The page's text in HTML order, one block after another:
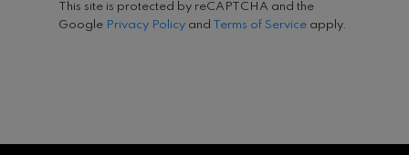
This site is protected by reCAPTCHA and the
Google Privacy Policy and Terms of Service apply.